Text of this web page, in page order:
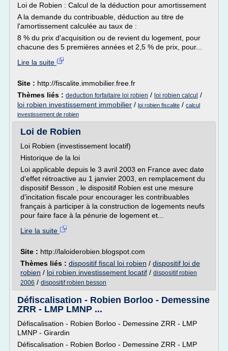
Loi de Robien : Calcul de la déduction pour amortissement
A la demande du contribuable, déduction au titre de
l'amortissement calculée au taux de :
8 % du prix d'acquisition ou de revient du logement, pour
chacune des 5 premières années et 2,5 % de prix, pour...
Lire la suite
Site : http://fiscalite.immobilier.free.fr
Thèmes liés : deduction forfaitaire loi robien / loi robien calcul /
loi robien investissement immobilier / loi robien fiscalite / calcul
investissement de robien
Loi de Robien
Loi Robien (investissement locatif)
Historique de la loi
Loi applicable depuis le 3 avril 2003 en France avec date
d'effet rétroactive au 1 janvier 2003, en remplacement du
dispositif Besson , le dispositif Robien est une mesure
d'incitation fiscale pour encourager les contribuables
français à participer à la construction de logements neufs
pour faire face à la pénurie de logement et...
Lire la suite
Site : http://laloiderobien.blogspot.com
Thèmes liés : dispositif fiscal loi robien / dispositif loi de
robien / loi robien investissement locatif / dispositif robien
2006 / dispositif robien besson
Défiscalisation - Robien Borloo - Demessine
ZRR - LMP LMNP ...
Défiscalisation - Robien Borloo - Demessine ZRR - LMP
LMNP - Girardin
Défiscalisation - Robien Borloo - Demessine ZRR - LMP